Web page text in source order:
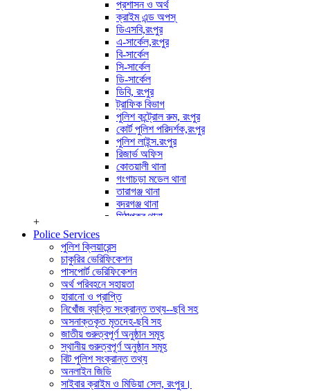
View All Info
প্রশাসন ও অর্থ
ক্রাইম এন্ড অপস্
ডিএসবি,রংপুর
এ-সার্কেল,রংপুর
বি-সার্কেল
সি-সার্কেল
ডি-সার্কেল
ডিবি, রংপুর
ট্রাফিক বিভাগ
পুলিশ কন্ট্রোল রুম, রংপুর
কোর্ট পুলিশ পরিদর্শক,রংপুর
পুলিশ লাইন্স.রংপুর
রিজার্ভ অফিস
কোতয়ালী থানা
গংগাচড়া মডেল থানা
তারাগঞ্জ থানা
বদরগঞ্জ থানা
মিঠাপুকুর থানা
পীরগাছা থানা
ভেন্ডাবাড়ী তদন্ত কেন্দ্র
বৈরাতিহাট তদন্ত কেন্দ্র
সিডিএমএস শাখা
পুলিশ ক্লিয়ারেন্স অ্যান্ড মিডিয়া সেল।
সাইবার ক্রাইম এন্ড মিডিয়া সেল, রংপুর।
পুলিশ হাসপাতাল,রংপুর
মোটরযান শাখা
রেশন ষ্টোর
অফিস সেকশন
হিসাব শাখা,রংপুর
+
Police Services
পুলিশ ক্লিয়ারেন্স
চাকুরির ভেরিফিকেশন
পাসপোর্ট ভেরিফিকেশন
অর্থ পরিবহনে সহায়তা
হারানো ও প্রাপ্তি
নিখোঁজ ব্যক্তি সংক্রান্ত তথ্য--ছবি সহ
অসনাক্তকৃত মৃতদেহ-ছবি সহ
জাতীয় গুরুত্বপূর্ণ অনুষ্ঠান সমূহ
স্থানীয় গুরুত্বপূর্ণ অনুষ্ঠান সমূহ
বিট পুলিশ সংক্রান্ত তথ্য
অনলাইন জিডি
সাইবার ক্রাইম ও মিডিয়া সেল, রংপুর।